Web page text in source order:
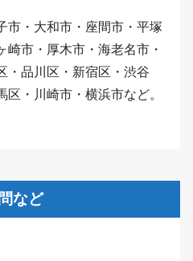
市・大和市・座間市・平塚
市・厚木市・海老名市・
・品川区・新宿区・渋谷
・川崎市・横浜市など。
など